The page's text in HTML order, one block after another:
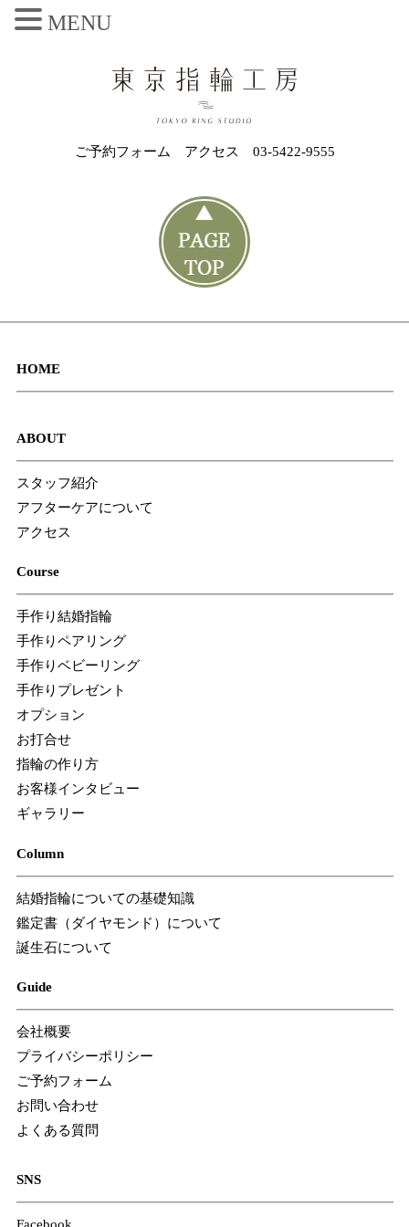
ご予約フォーム アクセス 03-5422-9555
HOME
ABOUT
スタッフ紹介
アフターケアについて
アクセス
Course
手作り結婚指輪
手作りペアリング
手作りベビーリング
手作りプレゼント
オプション
お打合せ
指輪の作り方
お客様インタビュー
ギャラリー
Column
結婚指輪についての基礎知識
鑑定書（ダイヤモンド）について
誕生石について
Guide
会社概要
プライバシーポリシー
ご予約フォーム
お問い合わせ
よくある質問
SNS
MENU